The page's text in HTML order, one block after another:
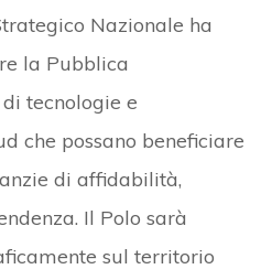
Nazionale ha
la Pubblica
tecnologie e
che possano beneficiare
di affidabilità,
Il Polo sarà
sul territorio